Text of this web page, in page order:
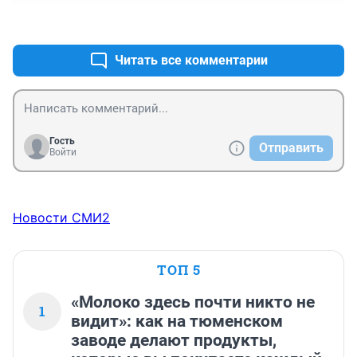
Читать все комментарии
Гость
Войти
Отправить
Новости СМИ2
ТОП 5
1
«Молоко здесь почти никто не
видит»: как на тюменском
заводе делают продукты,